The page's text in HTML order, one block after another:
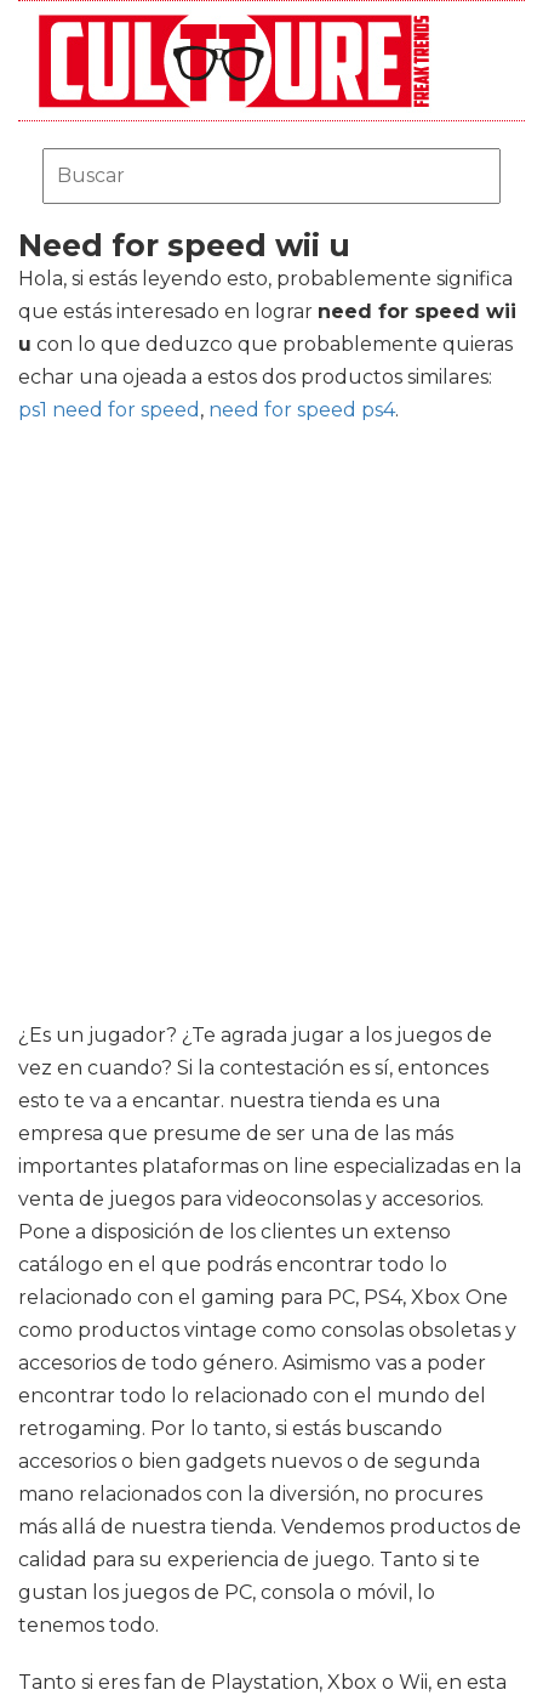
Need for speed wii u
Hola, si estás leyendo esto, probablemente significa
que estás interesado en lograr need for speed wii
u con lo que deduzco que probablemente quieras
echar una ojeada a estos dos productos similares:
ps1 need for speed , need for speed ps4.
¿Es un jugador? ¿Te agrada jugar a los juegos de
vez en cuando? Si la contestación es sí, entonces
esto te va a encantar. nuestra tienda es una
empresa que presume de ser una de las más
importantes plataformas on line especializadas en la
venta de juegos para videoconsolas y accesorios.
Pone a disposición de los clientes un extenso
catálogo en el que podrás encontrar todo lo
relacionado con el gaming para PC, PS4, Xbox One
como productos vintage como consolas obsoletas y
accesorios de todo género. Asimismo vas a poder
encontrar todo lo relacionado con el mundo del
retrogaming. Por lo tanto, si estás buscando
accesorios o bien gadgets nuevos o de segunda
mano relacionados con la diversión, no procures
más allá de nuestra tienda. Vendemos productos de
calidad para su experiencia de juego. Tanto si te
gustan los juegos de PC, consola o móvil, lo
tenemos todo.
Tanto si eres fan de Playstation, Xbox o Wii, en esta